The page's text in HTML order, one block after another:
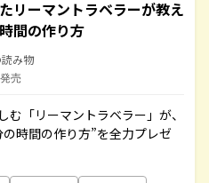
リーマントラベラーが教え
間の作り方
み物
売
「リーマントラベラー」が、
時間の作り方”を全力プレゼ